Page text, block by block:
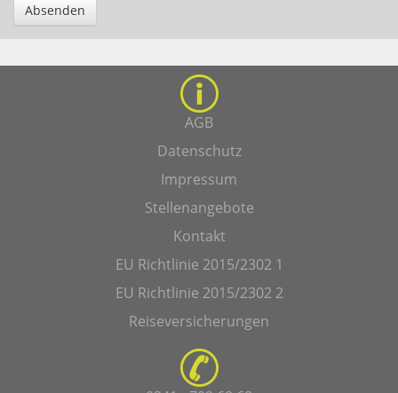
Absenden
AGB
Datenschutz
Impressum
Stellenangebote
Kontakt
EU Richtlinie 2015/2302 1
EU Richtlinie 2015/2302 2
Reiseversicherungen